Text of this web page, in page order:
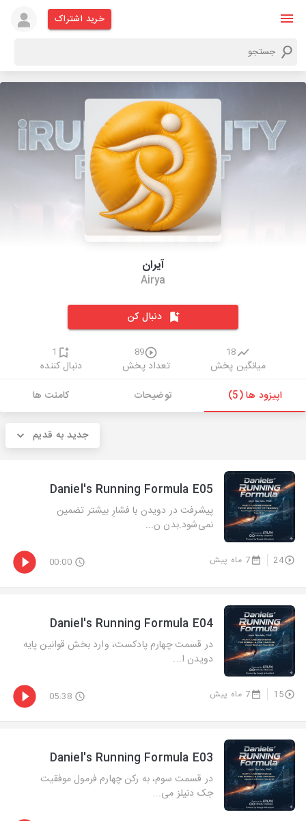
خرید اشتراک
آیران
Airya
دنبال کن
18
میانگین پخش
89
تعداد پخش
1
دنبال کننده
اپیزود ها (5)
توضیحات کامنت ها
جدید به قدیم
Daniel's Running Formula E05
پیشرفت در دویدن با فشارِ بیشتر تضمین
نمی‌شود.بدن ن...
24 7 ماه پیش 00:00
Daniel's Running Formula E04
در قسمت چهارم پادکست، وارد بخش قوانین پایه
دویدن ا...
15 7 ماه پیش 05:38
Daniel's Running Formula E03
در قسمت سوم، به رکن چهارم فرمول موفقیت
جک دنیلز می...